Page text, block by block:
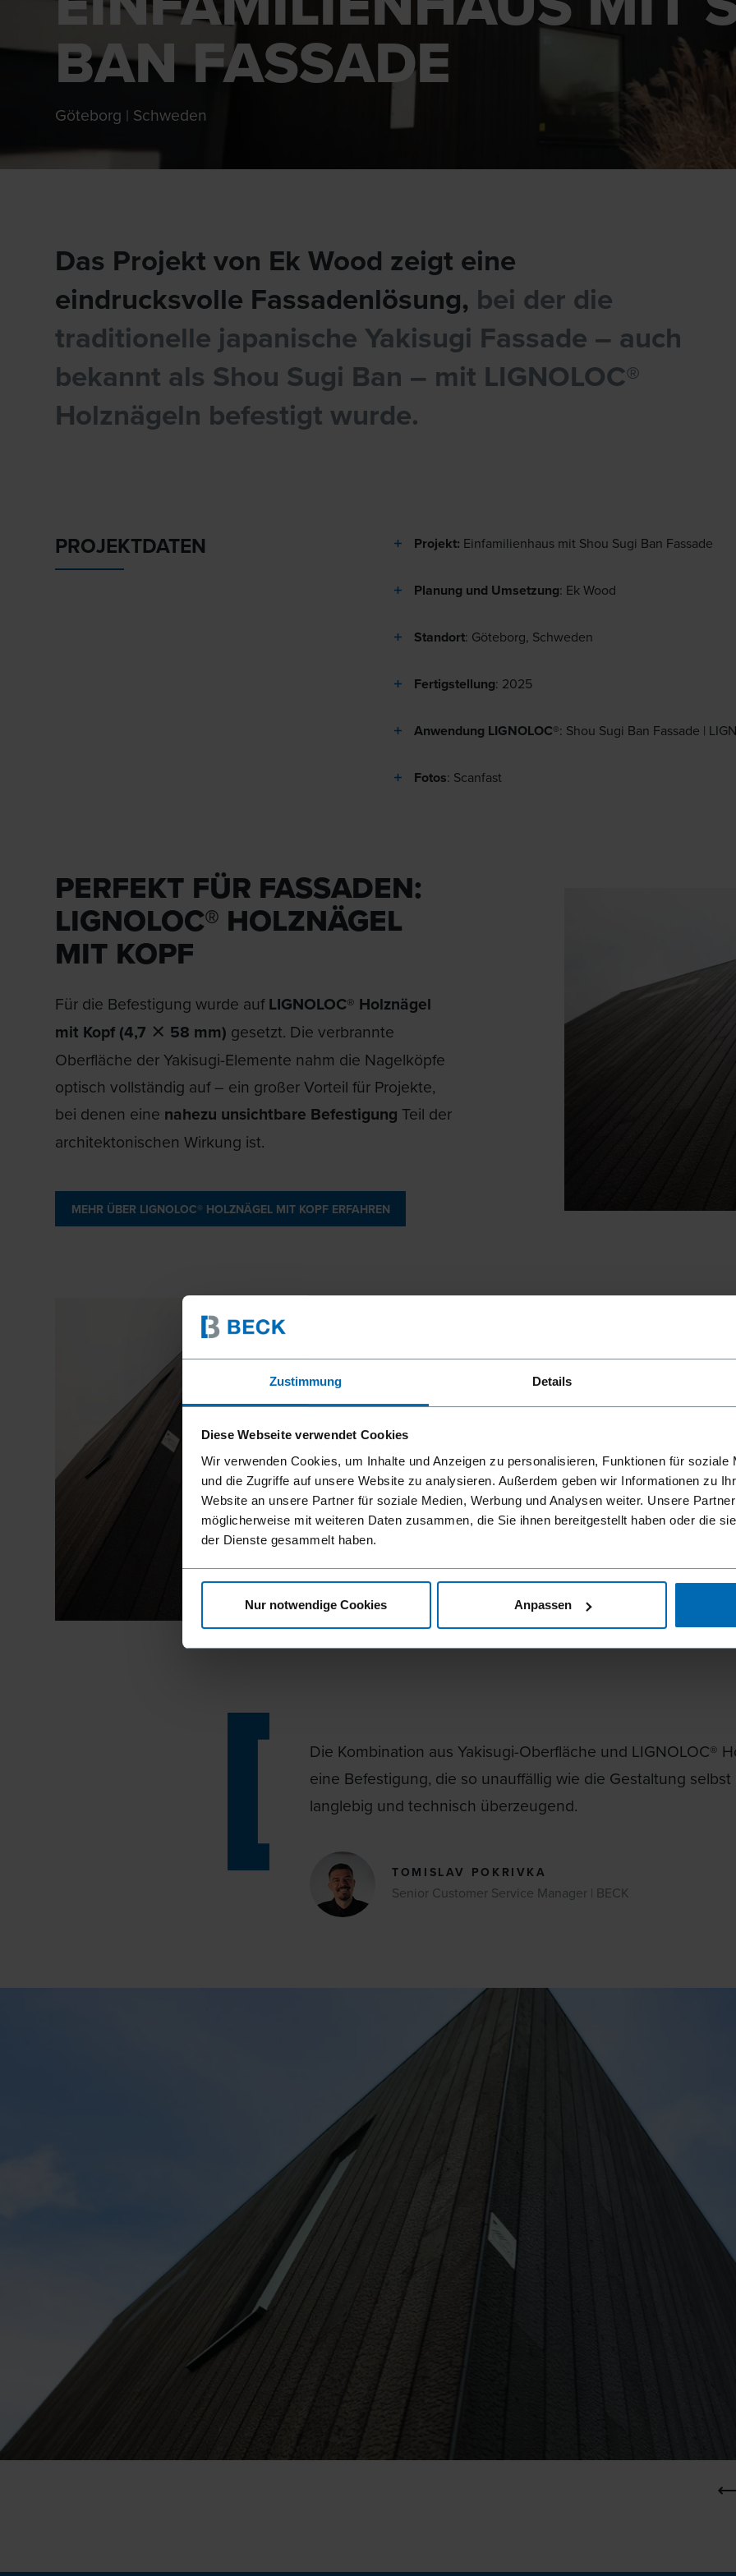
Zustimmung Details
Diese Webseite verwendet Cookies
Wir verwenden Cookies, um Inhalte und Anzeigen zu personalisieren, Funktionen für soziale
und die Zugriffe auf unsere Website zu analysieren. Außerdem geben wir Informationen zu
Website an unsere Partner für soziale Medien, Werbung und Analysen weiter. Unsere
möglicherweise mit weiteren Daten zusammen, die Sie ihnen bereitgestellt haben oder die
der Dienste gesammelt haben.
Nur notwendige Cookies Anpassen
BAN FASSADE
Göteborg | Schweden
Das Projekt von Ek Wood zeigt eine
eindrucksvolle Fassadenlösung, bei der die
traditionelle japanische Yakisugi Fassade – auch
bekannt als Shou Sugi Ban – mit LIGNOLOC®
Holznägeln befestigt wurde.
PROJEKTDATEN Projekt: Einfamilienhaus mit Shou Sugi Ban Fassade
Planung und Umsetzung: Ek Wood
Standort: Göteborg, Schweden
Fertigstellung: 2025
Anwendung LIGNOLOC®: Shou Sugi Ban Fassade |
Fotos: Scanfast
PERFEKT FÜR FASSADEN:
LIGNOLOC® HOLZNÄGEL
MIT KOPF
Für die Befestigung wurde aufLIGNOLOC® Holznägel
mit Kopf (4,7 × 58 mm) gesetzt. Die verbrannte
Oberfläche der Yakisugi-Elemente nahm die Nagelköpfe
optisch vollständig auf – ein großer Vorteil für Projekte,
bei denen eine nahezu unsichtbare Befestigung Teil der
architektonischen Wirkung ist.
MEHR ÜBER LIGNOLOC® HOLZNÄGEL MIT KOPF ERFAHREN
Die
aus Black
Oberfläche
Anmutung
befestigten
Die Kombination aus Yakisugi-Oberfläche und LIGNOLOC®
eine Befestigung, die so unauffällig wie die Gestaltung
langlebig und technisch überzeugend.
TOMISLAV POKRIVKA
Senior Customer Service Manager | BECK